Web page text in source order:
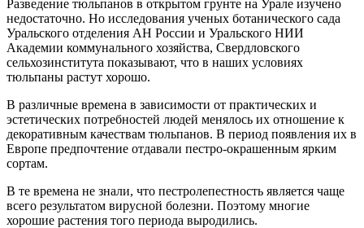
Разведение тюльпанов в открытом грунте на Урале изучено
недостаточно. Но исследования ученых ботанического сада
Уральского отделения АН России и Уральского НИИ
Академии коммунального хозяйства, Свердловского
сельхозинститута показывают, что в наших условиях
тюльпаны растут хорошо.
В различные времена в зависимости от практических и
эстетических потребностей людей менялось их отношение к
декоративным качествам тюльпанов. В период появления их в
Европе предпочтение отдавали пестро-окрашенным ярким
сортам.
В те времена не знали, что пестролепестность является чаще
всего результатом вирусной болезни. Поэтому многие
хорошие растения того периода выродились.